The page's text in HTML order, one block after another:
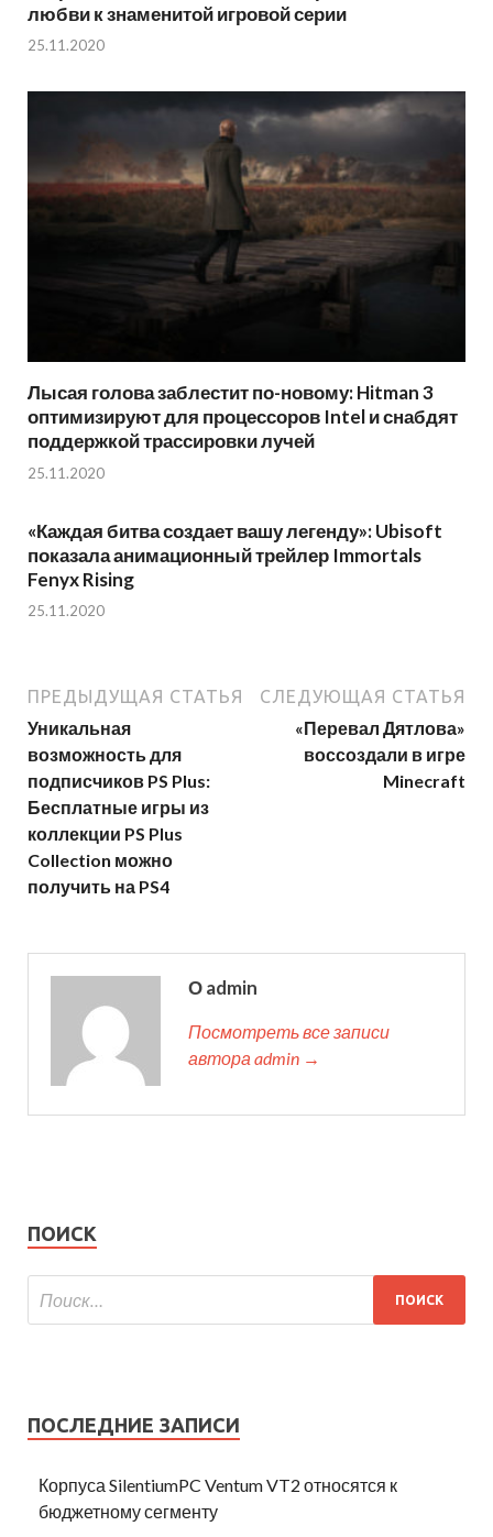
любви к знаменитой игровой серии
25.11.2020
Лысая голова заблестит по-новому: Hitman 3
оптимизируют для процессоров Intel и снабдят
поддержкой трассировки лучей
25.11.2020
«Каждая битва создает вашу легенду»: Ubisoft
показала анимационный трейлер Immortals
Fenyx Rising
25.11.2020
ПРЕДЫДУЩАЯ СТАТЬЯ
Уникальная
возможность для
подписчиков PS Plus:
Бесплатные игры из
коллекции PS Plus
Collection можно
получить на PS4
СЛЕДУЮЩАЯ СТАТЬЯ
«Перевал Дятлова»
воссоздали в игре
Minecraft
О admin
Посмотреть все записи
автора admin →
ПОИСК
ПОСЛЕДНИЕ ЗАПИСИ
Корпуса SilentiumPC Ventum VT2 относятся к
бюджетному сегменту